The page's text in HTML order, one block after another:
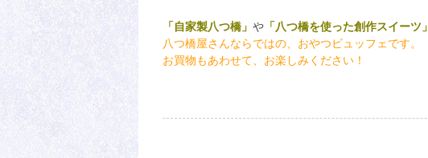
「自家製八つ橋」 や 「八つ橋を使った創作スイーツ」
八つ橋屋さんならではの、おやつビュッフェです。
お買物もあわせて、お楽しみください！